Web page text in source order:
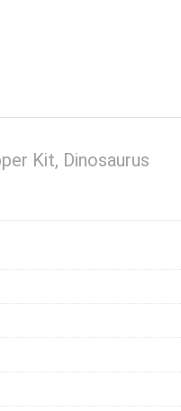
Kit, Dinosaurus